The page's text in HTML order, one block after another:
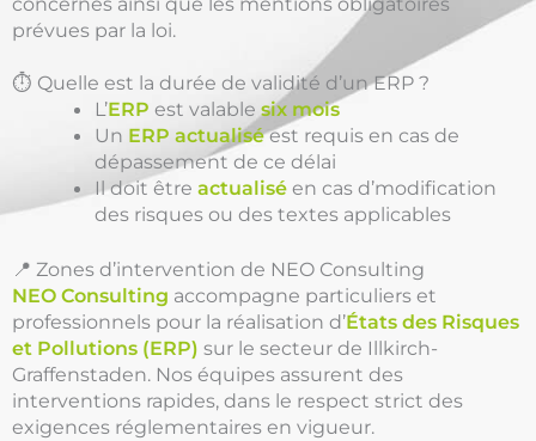
prévues par la loi.
⏱️ Quelle est la durée de validité d’un ERP ?
L’ERP est valablesix mois
Un ERP actualiséest requis en cas de
dépassement de ce délai
Il doit êtreactualisé en cas d’modification
des risques ou des textes applicables
📍 Zones d’intervention de NEO Consulting
NEO Consulting accompagne particuliers et
professionnels pour la réalisation d’États des Risques
et Pollutions (ERP) sur le secteur de Illkirch-
Graffenstaden. Nos équipes assurent des
interventions rapides, dans le respect strict des
exigences réglementaires en vigueur.